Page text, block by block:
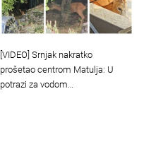
[VIDEO] Srnjak nakratko
prošetao centrom Matulja: U
potrazi za vodom…